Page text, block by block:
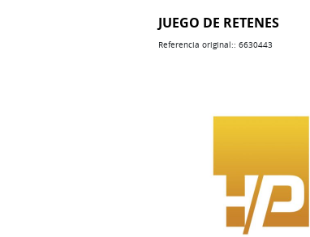
JUEGO DE RETENES
Referencia original:: 6630443